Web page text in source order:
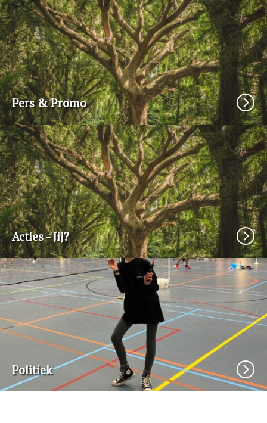
Pers & Promo
Acties - Jij?
Politiek